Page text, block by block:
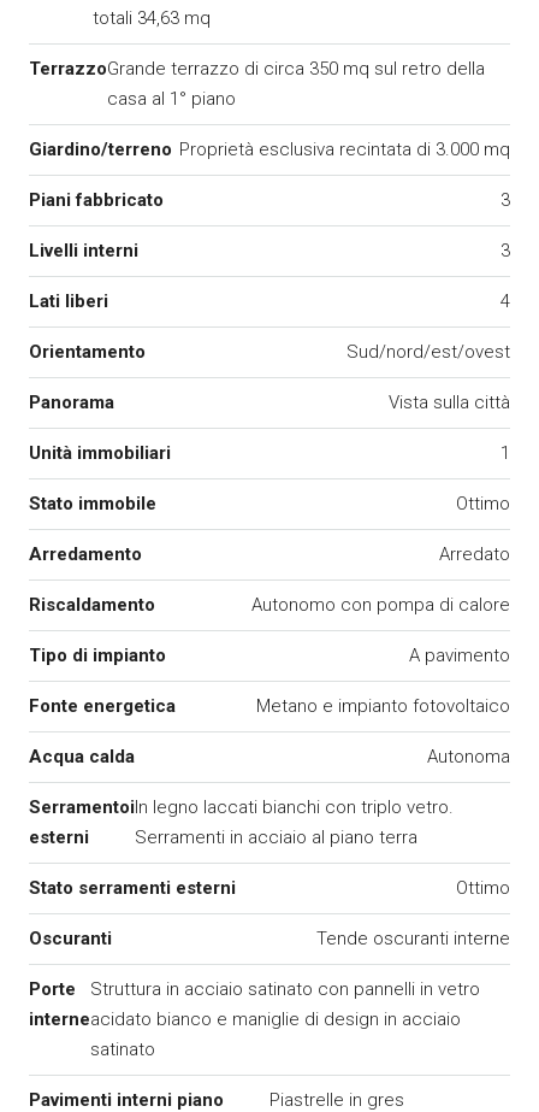
totali 34,63 mq
TerrazzoGrande terrazzo di circa 350 mq sul retro della
casa al 1° piano
Giardino/terreno Proprietà esclusiva recintata di 3.000 mq
Piani fabbricato 3
Livelli interni 3
Lati liberi 4
Orientamento Sud/nord/est/ovest
Panorama Vista sulla città
Unità immobiliari 1
Stato immobile Ottimo
Arredamento Arredato
Riscaldamento Autonomo con pompa di calore
Tipo di impianto A pavimento
Fonte energetica Metano e impianto fotovoltaico
Acqua calda Autonoma
Serramentoi
esterni
In legno laccati bianchi con triplo vetro.
Serramenti in acciaio al piano terra
Stato serramenti esterni Ottimo
Oscuranti Tende oscuranti interne
Porte
interne
Struttura in acciaio satinato con pannelli in vetro
acidato bianco e maniglie di design in acciaio
satinato
Pavimenti interni piano
Piastrelle in gres